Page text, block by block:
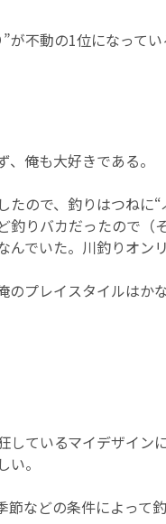
不動の1位になってい
俺も大好きである。
たので、釣りはつねに
釣りバカだったので（
でいた。川釣りオン
プレイスタイルはか
ているマイデザイン
。
などの条件によって